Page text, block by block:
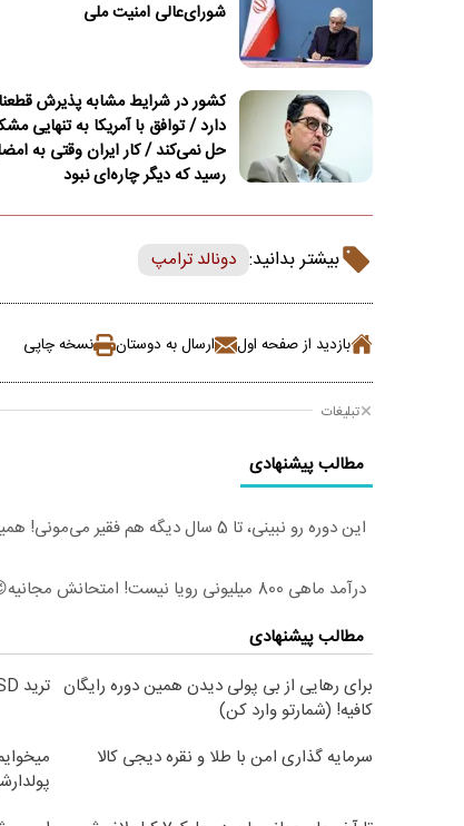
شورای‌عالی امنیت ملی
دارد / توافق با آمریکا به تنهایی
حل نمی‌کند / کار ایران وقتی به
رسید که دیگر چاره‌ای نبود
بیشتر بدانید: دونالد ترامپ
بازدید از صفحه اول ارسال به دوستان نسخه چاپی
تبلیغات
مطالب پیشنهادی
این دوره رو نبینی، تا 5 سال دیگه هم فقیر می‌مونی! همین الان ثبت نام کن
درآمد ماهی 800 میلیونی رویا نیست! امتحانش مجانیه😉
مطالب پیشنهادی
برای رهایی از بی پولی دیدن همین دوره رایگان
کافیه! (شمارتو وارد کن)
ترید EURUSD با اسپرد از صفر پیپ
سرمایه گذاری امن با طلا و نقره دیجی کالا